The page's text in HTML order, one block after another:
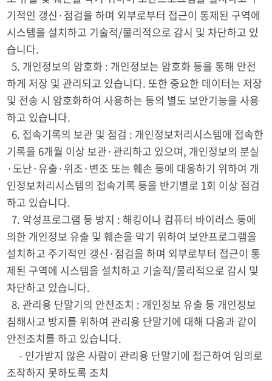
기적인 갱신·점검을 하며 외부로부터 접근이 통제된 구역에
시스템을 설치하고 기술적/물리적으로 감시 및 차단하고 있
습니다.
5. 개인정보의 암호화 : 개인정보는 암호화 등을 통해 안전
하게 저장 및 관리되고 있습니다. 또한 중요한 데이터는 저장
및 전송 시 암호화하여 사용하는 등의 별도 보안기능을 사용
하고 있습니다.
6. 접속기록의 보관 및 점검 : 개인정보처리시스템에 접속한
기록을 6개월 이상 보관·관리하고 있으며, 개인정보의 분실
·도난·유출·위조·변조 또는 훼손 등에 대응하기 위하여 개
인정보처리시스템의 접속기록 등을 반기별로 1회 이상 점검
하고 있습니다.
7. 악성프로그램 등 방지 : 해킹이나 컴퓨터 바이러스 등에
의한 개인정보 유출 및 훼손을 막기 위하여 보안프로그램을
설치하고 주기적인 갱신·점검을 하며 외부로부터 접근이 통
제된 구역에 시스템을 설치하고 기술적/물리적으로 감시 및
차단하고 있습니다.
8. 관리용 단말기의 안전조치 : 개인정보 유출 등 개인정보
침해사고 방지를 위하여 관리용 단말기에 대해 다음과 같이
안전조치를 하고 있습니다.
- 인가받지 않은 사람이 관리용 단말기에 접근하여 임의로
조작하지 못하도록 조치